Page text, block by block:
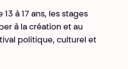
à 17 ans, les stages
à la création et au
politique, culturel et